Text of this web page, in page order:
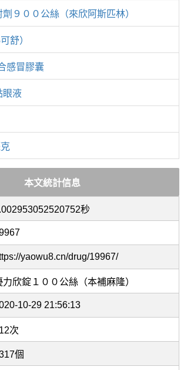
９００公絲（來欣阿斯匹林）
舒）
感冒膠囊
眼液
本文統計信息
秒
yaowu8.cn/drug/19967/
力欣錠１００公絲（本補麻隆）
10-29 21:56:13
次
個